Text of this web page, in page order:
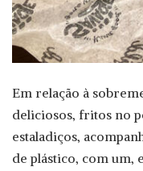
Em relação à
deliciosos, fritos no
estaladiços,
de plástico, com um,